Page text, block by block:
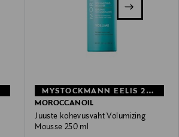
MYSTOCKMANN EELIS 28%
MOROCCANOIL
Juuste kohevusvaht Volumizing
Mousse 250 ml